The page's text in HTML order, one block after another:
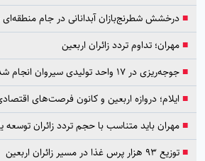
■درخشش شطرنج‌بازان آبدانانی در جام منطقه‌ای
■مهران؛ تداوم تردد زائران اربعین
■جوجه‌ریزی در ۱۷ واحد تولیدی سیروان انجام شد
■ ایلام؛ دروازه اربعین و کانون فرصت‌های
■مهران باید متناسب با حجم تردد زائران توسعه
■توزیع ۹۳ هزار پرس غذا در مسیر زائران اربعین